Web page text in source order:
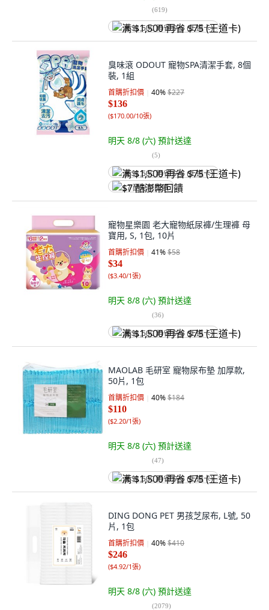
(619)
满 $1,500 再省 $75 (王道卡)
臭味滾 ODOUT 寵物SPA清潔手套, 8個
裝, 1組
首購折扣價 40%$227
$136
($170.00/10張)
明天 8/8 (六) 預計送達
(5)
满 $1,500 再省 $75 (王道卡)
$7 酷澎幣回饋
寵物星樂園 老大寵物紙尿褲/生理褲 母
寶用, S, 1包, 10片
首購折扣價 41%$58
$34
($3.40/1張)
明天 8/8 (六) 預計送達
(36)
满 $1,500 再省 $75 (王道卡)
MAOLAB 毛研室 寵物尿布墊 加厚款,
50片, 1包
首購折扣價 40%$184
$110
($2.20/1張)
明天 8/8 (六) 預計送達
(47)
满 $1,500 再省 $75 (王道卡)
DING DONG PET 男孩芝尿布, L號, 50
片, 1包
首購折扣價 40%$410
$246
($4.92/1張)
明天 8/8 (六) 預計送達
(2079)